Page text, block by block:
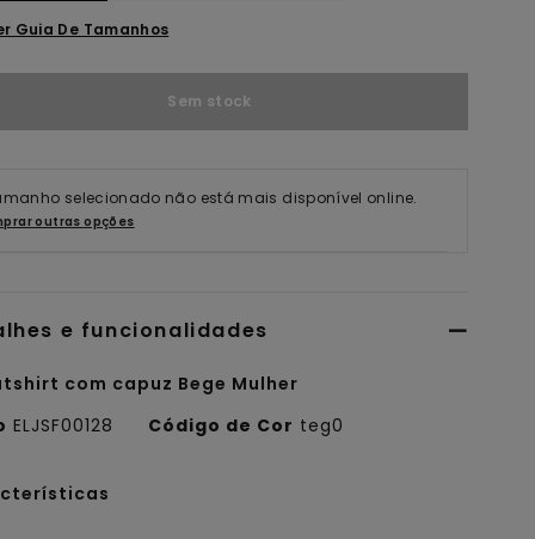
Guia De Tamanhos
Sem stock
selecionado não está mais disponível online.
outras opções
e funcionalidades
com capuz Bege Mulher
ELJSF00128 Código de Cor teg0